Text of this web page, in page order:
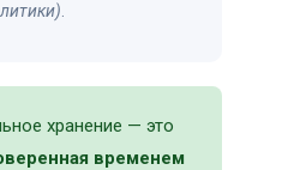
хранение — это
временем